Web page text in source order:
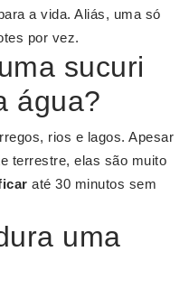
a vida. Aliás, uma só
por vez.
sucuri
água?
rios e lagos. Apesar
terrestre, elas são muito
até 30 minutos sem
uma